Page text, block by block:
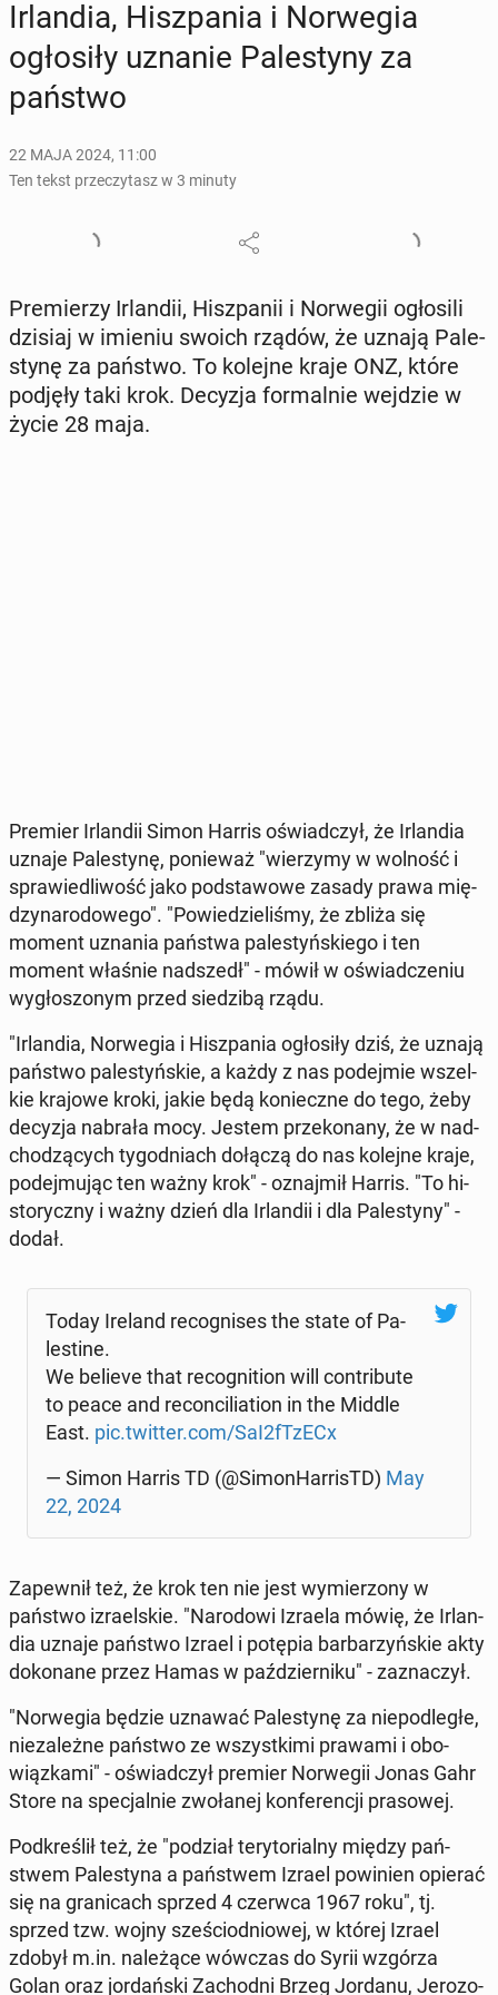
Ir­lan­dia, Hisz­pa­nia i Nor­we­gia
ogło­si­ły uznanie Pa­le­sty­ny za
państwo
22 MAJA 2024, 11:00
Ten tekst przeczytasz w 3 minuty
Pre­mie­rzy Ir­lan­dii, Hisz­pa­nii i Nor­we­gii ogło­si­li
dzisiaj w imieniu swoich rządów, że uznają Pa­le­
sty­nę za państwo. To kolejne kraje ONZ, które
podjęły taki krok. Decyzja for­mal­nie wejdzie w
życie 28 maja.
Premier Ir­lan­dii Simon Harris oświad­czył, że Ir­lan­dia
uznaje Pa­le­sty­nę, po­nie­waż "wie­rzy­my w wolność i
spra­wie­dli­wość jako pod­sta­wo­we zasady prawa mię­
dzy­na­ro­do­we­go". "Po­wie­dzie­li­śmy, że zbliża się
moment uznania państwa pa­le­styń­skie­go i ten
moment właśnie nad­szedł" - mówił w oświad­cze­niu
wy­gło­szo­nym przed sie­dzi­bą rządu.
"Ir­lan­dia, Nor­we­gia i Hisz­pa­nia ogło­si­ły dziś, że uznają
państwo pa­le­styń­skie, a każdy z nas po­dej­mie wszel­
kie krajowe kroki, jakie będą ko­niecz­ne do tego, żeby
decyzja nabrała mocy. Jestem prze­ko­na­ny, że w nad­
cho­dzą­cych ty­go­dniach dołączą do nas kolejne kraje,
po­dej­mu­jąc ten ważny krok" - oznaj­mił Harris. "To hi­
sto­rycz­ny i ważny dzień dla Ir­lan­dii i dla Pa­le­sty­ny" -
dodał.
Today Ireland re­co­gni­ses the state of Pa­
le­sti­ne.
We believe that re­co­gni­tion will con­tri­bu­te
to peace and re­con­ci­lia­tion in the Middle
East. pic.twitter.com/SaI2fTzECx
— Simon Harris TD (@Si­mon­Har­ri­sTD) May
22, 2024
Za­pew­nił też, że krok ten nie jest wy­mie­rzo­ny w
państwo izra­el­skie. "Na­ro­do­wi Izraela mówię, że Ir­lan­
dia uznaje państwo Izrael i potępia bar­ba­rzyń­skie akty
do­ko­na­ne przez Hamas w paź­dzier­ni­ku" - za­zna­czył.
"Nor­we­gia będzie uznawać Pa­le­sty­nę za nie­pod­le­głe,
nie­za­leż­ne państwo ze wszyst­ki­mi prawami i obo­
wiąz­ka­mi" - oświad­czył premier Nor­we­gii Jonas Gahr
Store na spe­cjal­nie zwo­ła­nej kon­fe­ren­cji pra­so­wej.
Pod­kre­ślił też, że "podział te­ry­to­rial­ny między pań­
stwem Pa­le­sty­na a pań­stwem Izrael po­wi­nien opierać
się na gra­ni­cach sprzed 4 czerwca 1967 roku", tj.
sprzed tzw. wojny sze­ścio­dnio­wej, w której Izrael
zdobył m.in. na­le­żą­ce wówczas do Syrii wzgórza
Golan oraz jor­dań­ski Za­chod­ni Brzeg Jordanu, Je­ro­zo­